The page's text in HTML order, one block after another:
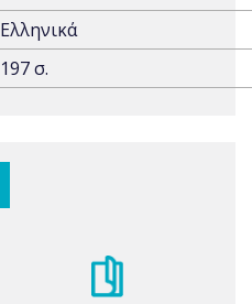
Ελληνικά
197 σ.